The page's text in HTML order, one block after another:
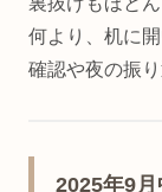
何より、机に
確認や夜の振
2025年9